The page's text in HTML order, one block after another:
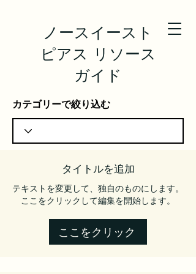
ノースイースト
ピアス リソース
ガイド
カテゴリーで絞り込む
タイトルを追加
テキストを変更して、独自のものにします。
ここをクリックして編集を開始します。
ここをクリック